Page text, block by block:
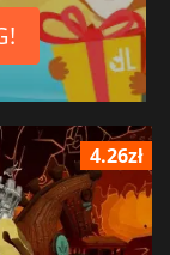
4.26zł